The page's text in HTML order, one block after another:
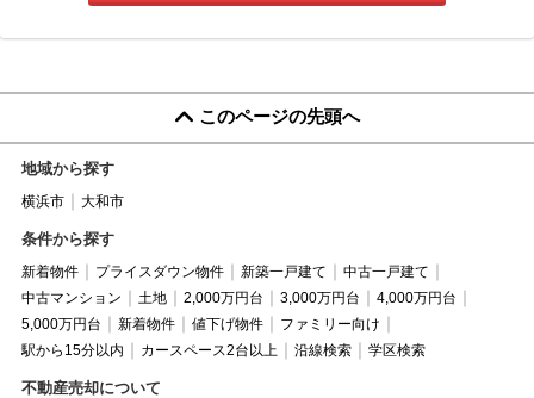
このページの先頭へ
地域から探す
横浜市 大和市
条件から探す
新着物件 プライスダウン物件 新築一戸建て
中古一戸建て
中古マンション
土地 2,000万円台 3,000万円台
4,000万円台
5,000万円台
新着物件 値下げ物件
ファミリー向け
駅から15分以内
カースペース2台以上 沿線検索 学区検索
不動産売却について